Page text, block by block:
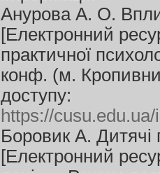
Анурова А. О.
[Електронний
практичної
конф. (м.
доступу:
https://
Боровик А. Дитячі
[Електронний